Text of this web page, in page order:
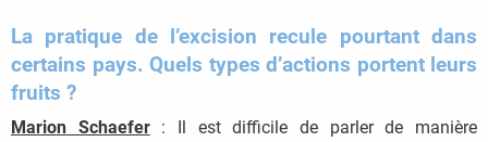
La pratique de l’excision recule pourtant dans
certains pays. Quels types d’actions portent leurs
fruits ?
Marion Schaefer: Il est difficile de parler de manière